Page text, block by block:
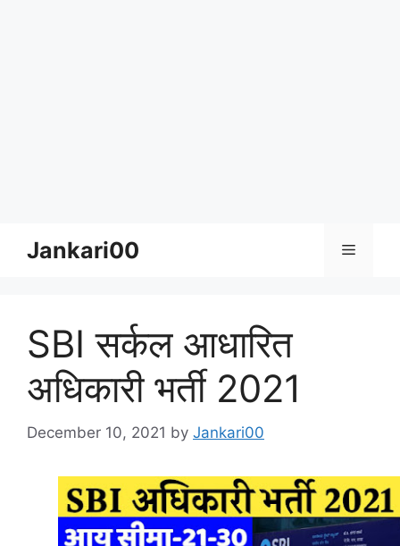
Jankari00 Menu
SBI सर्कल आधारित
अधिकारी भर्ती 2021
December 10, 2021 by Jankari00